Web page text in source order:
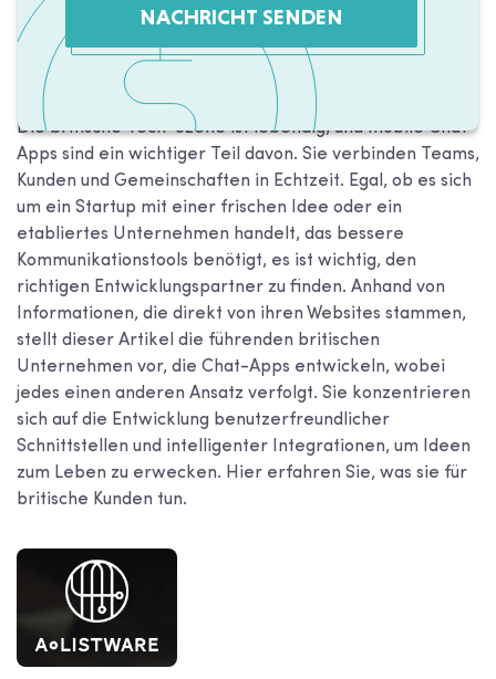
NACHRICHT SENDEN
Die britische Tech-Szene ist lebendig, und mobile Chat-
Apps sind ein wichtiger Teil davon. Sie verbinden Teams,
Kunden und Gemeinschaften in Echtzeit. Egal, ob es sich
um ein Startup mit einer frischen Idee oder ein
etabliertes Unternehmen handelt, das bessere
Kommunikationstools benötigt, es ist wichtig, den
richtigen Entwicklungspartner zu finden. Anhand von
Informationen, die direkt von ihren Websites stammen,
stellt dieser Artikel die führenden britischen
Unternehmen vor, die Chat-Apps entwickeln, wobei
jedes einen anderen Ansatz verfolgt. Sie konzentrieren
sich auf die Entwicklung benutzerfreundlicher
Schnittstellen und intelligenter Integrationen, um Ideen
zum Leben zu erwecken. Hier erfahren Sie, was sie für
britische Kunden tun.